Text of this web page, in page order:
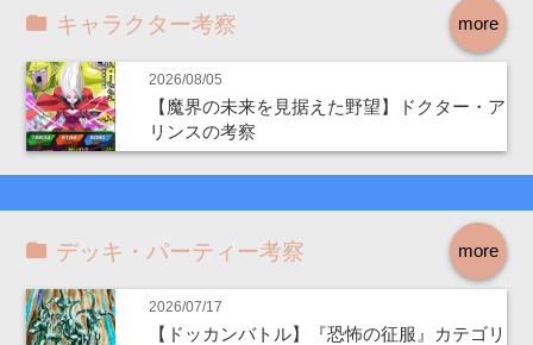
more
キャラクター考察
2026/08/05
【魔界の未来を見据えた野望】ドクター・ア
リンスの考察
more
デッキ・パーティー考察
2026/07/17
【ドッカンバトル】『恐怖の征服』カテゴリ